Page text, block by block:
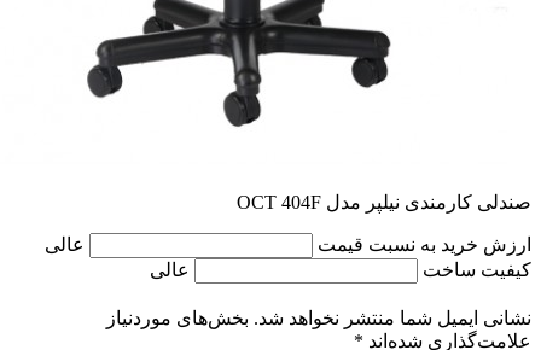
صندلی کارمندی نیلپر مدل OCT 404F
ارزش خرید به نسبت قیمت
عالی
کیفیت ساخت
عالی
نشانی ایمیل شما منتشر نخواهد شد. بخش‌های موردنیاز
علامت‌گذاری شده‌اند *